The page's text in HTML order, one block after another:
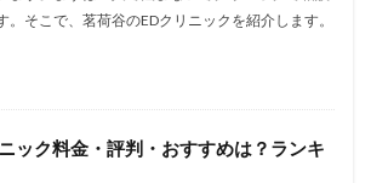
。そこで、茗荷谷のEDクリニックを紹介します。
ック料金・評判・おすすめは？ランキ